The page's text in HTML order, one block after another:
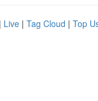
| Live | Tag Cloud | Top